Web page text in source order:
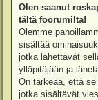
Olen saanut
tältä foorumilta!
Olemme
sisältää
jotka lähettävät
ylläpitäjään ja
On tärkeää, että
jotka sisältävät